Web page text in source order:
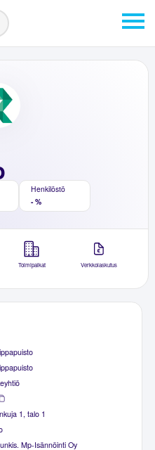
Henkilöstö
- %
Toimipaikat Verkkolaskutus
1, talo 1
Mp-Isännöinti Oy